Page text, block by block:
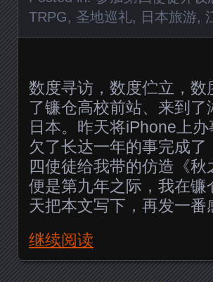
TRPG, 圣地巡礼, 日本旅游,
数度寻访，数度伫立，
了镰仓高校前站、来到
日本。昨天将iPhone上
欠了长达一年的事完成
四使徒给我带的仿造《
便是第九年之际，我在
天把本文写下，再发一番
继续阅读